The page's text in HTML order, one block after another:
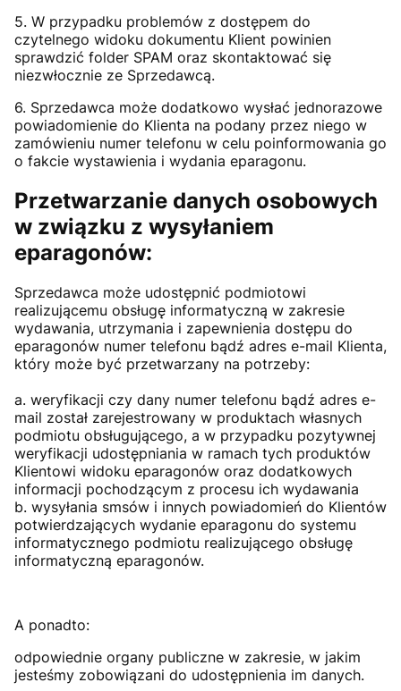
5. W przypadku problemów z dostępem do
czytelnego widoku dokumentu Klient powinien
sprawdzić folder SPAM oraz skontaktować się
niezwłocznie ze Sprzedawcą.
6. Sprzedawca może dodatkowo wysłać jednorazowe
powiadomienie do Klienta na podany przez niego w
zamówieniu numer telefonu w celu poinformowania go
o fakcie wystawienia i wydania eparagonu.
Przetwarzanie danych osobowych
w związku z wysyłaniem
eparagonów:
Sprzedawca może udostępnić podmiotowi
realizującemu obsługę informatyczną w zakresie
wydawania, utrzymania i zapewnienia dostępu do
eparagonów numer telefonu bądź adres e-mail Klienta,
który może być przetwarzany na potrzeby:
a. weryfikacji czy dany numer telefonu bądź adres e-
mail został zarejestrowany w produktach własnych
podmiotu obsługującego, a w przypadku pozytywnej
weryfikacji udostępniania w ramach tych produktów
Klientowi widoku eparagonów oraz dodatkowych
informacji pochodzącym z procesu ich wydawania
b. wysyłania smsów i innych powiadomień do Klientów
potwierdzających wydanie eparagonu do systemu
informatycznego podmiotu realizującego obsługę
informatyczną eparagonów.
A ponadto:
odpowiednie organy publiczne w zakresie, w jakim
jesteśmy zobowiązani do udostępnienia im danych.